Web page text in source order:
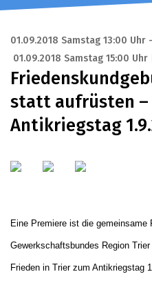
01.09.2018 Samstag 13:00 Uhr
01.09.2018 Samstag 15:00 Uhr
statt aufrüsten –
Antikriegstag
Eine Premiere ist die gemeinsame
Gewerkschafts­bundes Region
Frieden in Trier zum Antikriegstag